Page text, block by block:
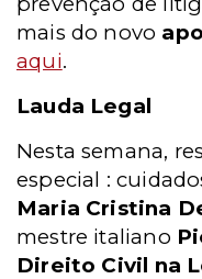
mais do novo
aqui.
Lauda Legal
Nesta semana,
especial :
Maria Cristina
mestre italiano
Direito Civil na